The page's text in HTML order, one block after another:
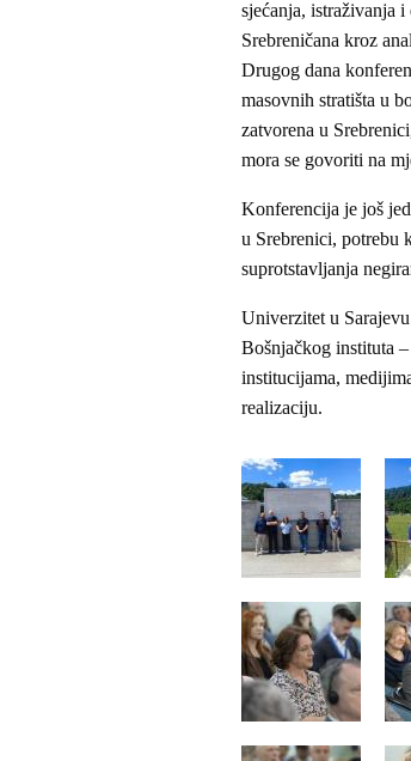
sjećanja, istraživanja
Srebreničana kroz
Drugog dana
masovnih stratišta u
zatvorena u
mora se govoriti na
Konferencija je još
u Srebrenici, potrebu
suprotstavljanja
Univerzitet u
Bošnjačkog instituta
institucijama,
realizaciju.